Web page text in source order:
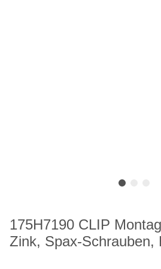
175H7190 CLIP
Zink, Spax-Schrauben,